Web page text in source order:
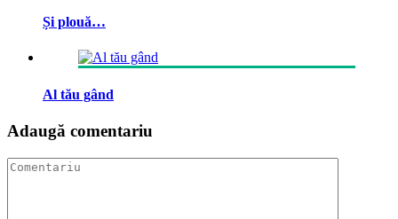
Și plouă…
Al tău gând
Adaugă comentariu